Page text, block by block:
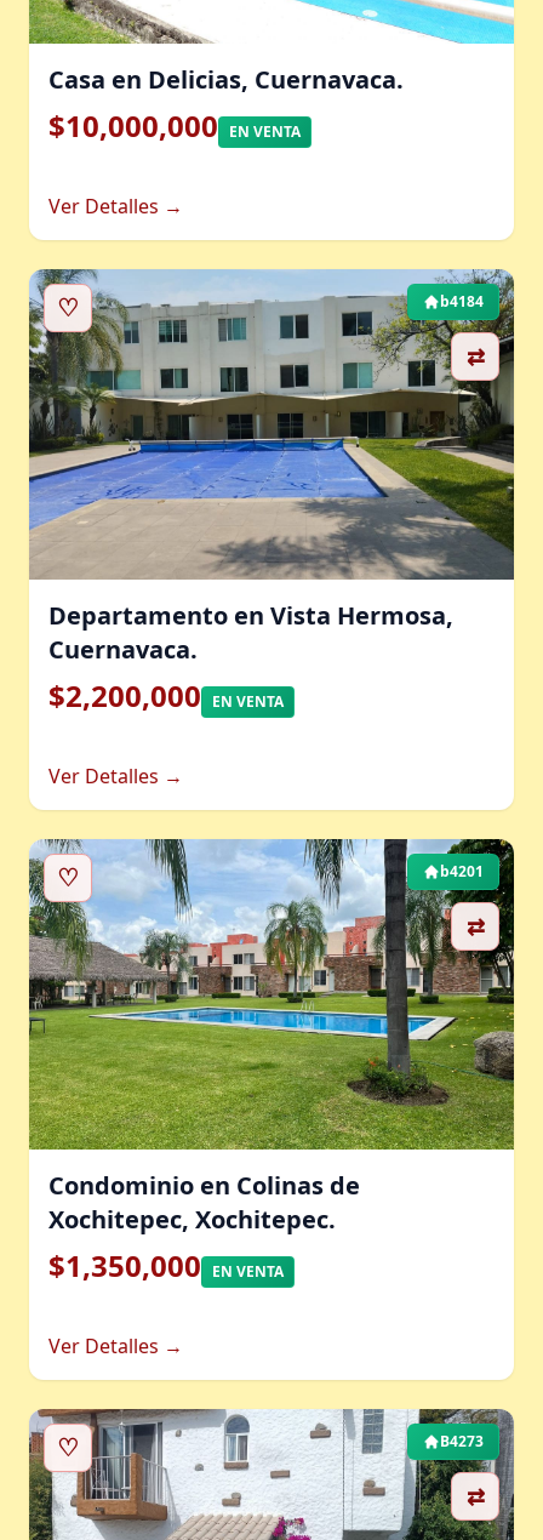
Casa en Delicias, Cuernavaca.
$10,000,000 EN VENTA
Ver Detalles →
♡
⇄
b4184
Departamento en Vista Hermosa,
Cuernavaca.
$2,200,000 EN VENTA
Ver Detalles →
♡
⇄
b4201
Condominio en Colinas de
Xochitepec, Xochitepec.
$1,350,000 EN VENTA
Ver Detalles →
♡
⇄
B4273